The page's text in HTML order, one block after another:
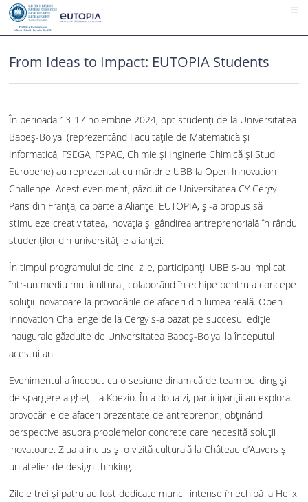
Skip
content
From Ideas to Impact: EUTOPIA Students
În perioada 13-17 noiembrie 2024, opt studenți de la Universitatea
Babeș-Bolyai (reprezentând Facultățile de Matematică și
Informatică, FSEGA, FSPAC, Chimie și Inginerie Chimică și Studii
Europene) au reprezentat cu mândrie UBB la Open Innovation
Challenge. Acest eveniment, găzduit de Universitatea CY Cergy
Paris din Franța, ca parte a Alianței EUTOPIA, și-a propus să
stimuleze creativitatea, inovația și gândirea antreprenorială în rândul
studenților din universitățile alianței.
În timpul programului de cinci zile, participanții UBB s-au implicat
într-un mediu multicultural, colaborând în echipe pentru a concepe
soluții inovatoare la provocările de afaceri din lumea reală. Open
Innovation Challenge de la Cergy s-a bazat pe succesul ediției
inaugurale găzduite de Universitatea Babeș-Bolyai la începutul
acestui an.
Evenimentul a început cu o sesiune dinamică de team building și
de spargere a gheții la Koezio. În a doua zi, participanții au explorat
provocările de afaceri prezentate de antreprenori, obținând
perspective asupra problemelor concrete care necesită soluții
inovatoare. Ziua a inclus și o vizită culturală la Château d’Auvers și
un atelier de design thinking.
Zilele trei și patru au fost dedicate muncii intense în echipă la Helix